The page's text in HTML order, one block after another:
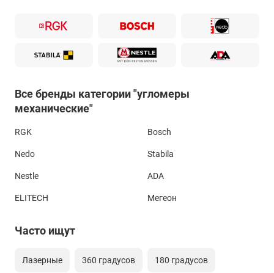
Все бренды категории "угломеры
механические"
RGK Bosch
Nedo Stabila
Nestle ADA
ELITECH Мегеон
Часто ищут
Лазерные 360 градусов 180 градусов